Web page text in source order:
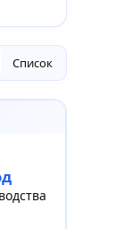
Список